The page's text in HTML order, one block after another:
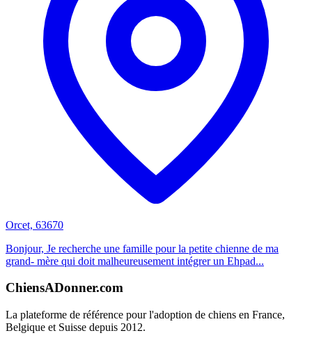
Orcet, 63670
Bonjour, Je recherche une famille pour la petite chienne de ma
grand- mère qui doit malheureusement intégrer un Ehpad...
ChiensADonner.com
La plateforme de référence pour l'adoption de chiens en France,
Belgique et Suisse depuis 2012.